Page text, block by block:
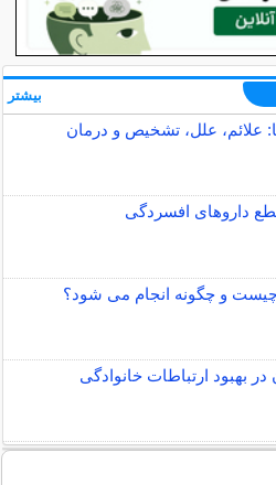
علائم، علل، تشخیص و درمان
داروهای افسردگی
و چگونه انجام می شود؟
بهبود ارتباطات خانوادگی
بیشتر